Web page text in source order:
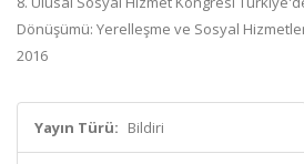
Dönüşümü: Yerelleşme ve Sosyal
2016
Yayın Türü: Bildiri